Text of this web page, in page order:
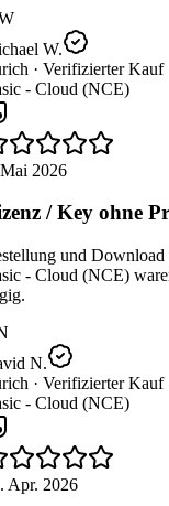
W.
· Verifizierter Kauf
- Cloud (NCE)
2026
/ Key ohne
und Download
- Cloud (NCE)
N.
· Verifizierter Kauf
- Cloud (NCE)
Apr. 2026